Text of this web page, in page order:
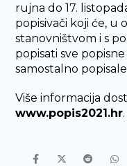
rujna do 17.
popisivači koji će, u
stanovništvom i s
popisati sve
samostalno
Više informacija
www.popis2021.hr.